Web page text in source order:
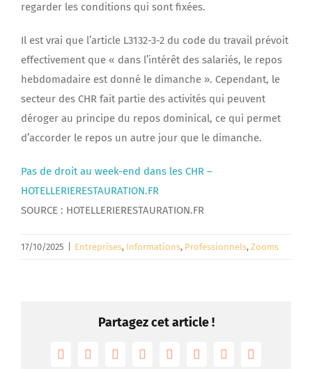
regarder les conditions qui sont fixées.
Il est vrai que l’article L3132-3-2 du code du travail prévoit
effectivement que « dans l’intérêt des salariés, le repos
hebdomadaire est donné le dimanche ». Cependant, le
secteur des CHR fait partie des activités qui peuvent
déroger au principe du repos dominical, ce qui permet
d’accorder le repos un autre jour que le dimanche.
Pas de droit au week-end dans les CHR –
HOTELLERIERESTAURATION.FR
SOURCE : HOTELLERIERESTAURATION.FR
17/10/2025 Entreprises, Informations, Professionnels, Zooms
Partagez cet article !
FacebookTwitterRedditLinkedInTumblrPinterest
Vk Email